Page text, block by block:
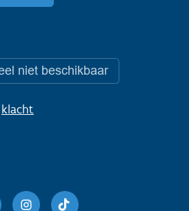
niet beschikbaar
klacht
YoutubeInstagram